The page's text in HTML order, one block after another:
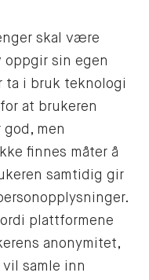
skal være
sin egen
ta i bruk teknologi
at brukeren
god, men
finnes måter å
samtidig gir
plattformene
anonymitet,
samle inn